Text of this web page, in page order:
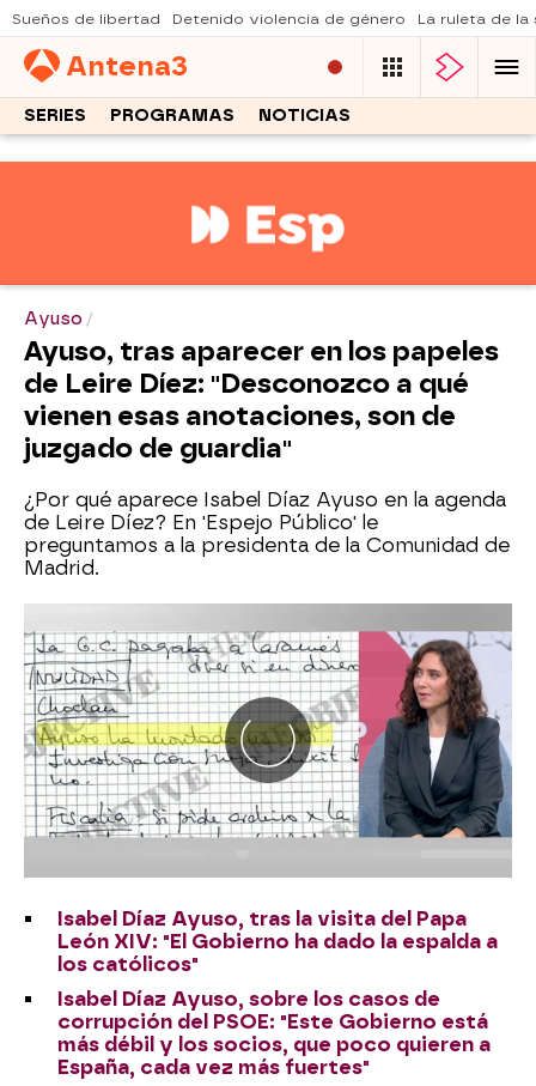
Sueños de libertad Detenido violencia de género La ruleta de la
Antena3
SERIES PROGRAMAS NOTICIAS
Ayuso
Ayuso, tras aparecer en los papeles
de Leire Díez: "Desconozco a qué
vienen esas anotaciones, son de
juzgado de guardia"
¿Por qué aparece Isabel Díaz Ayuso en la agenda
de Leire Díez? En 'Espejo Público' le
preguntamos a la presidenta de la Comunidad de
Madrid.
Isabel Díaz Ayuso, tras la visita del Papa
León XIV: "El Gobierno ha dado la espalda a
los católicos"
Isabel Díaz Ayuso, sobre los casos de
corrupción del PSOE: "Este Gobierno está
más débil y los socios, que poco quieren a
España, cada vez más fuertes"